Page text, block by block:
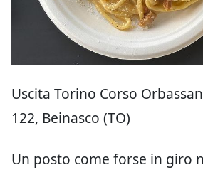
Uscita Torino Corso
122, Beinasco (TO)
Un posto come forse in giro